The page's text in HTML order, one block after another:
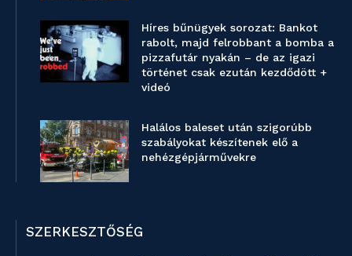
Híres bűnügyek sorozat: Bankot
rabolt, majd felrobbant a bomba a
pizzafutár nyakán – de az igazi
történet csak ezután kezdődött +
videó
Halálos baleset után szigorúbb
szabályokat készítenek elő a
nehézgépjárművekre
SZERKESZTŐSÉG